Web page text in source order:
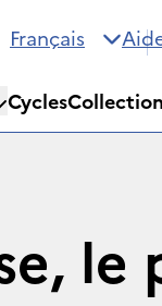
Français
Cycles
le